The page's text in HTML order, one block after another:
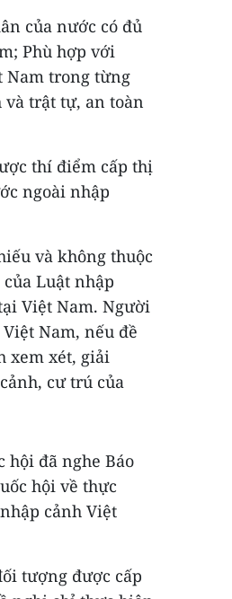
của nước có đủ
Phù hợp với
Nam trong từng
trật tự, an toàn
thí điểm cấp thị
ngoài nhập
và không thuộc
Luật nhập
Việt Nam. Người
Nam, nếu đề
xem xét, giải
cư trú của
hội đã nghe Báo
hội về thực
cảnh Việt
tượng được cấp